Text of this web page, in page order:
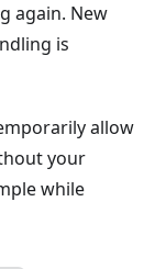
again. New
is
allow
your
while